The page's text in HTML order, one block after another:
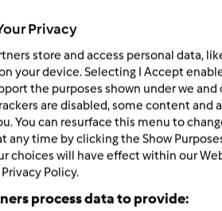
lub zarejestruj się
komentarze
Dołączył : 10.03.2013
Gabrysia to jest pokrojona
Privacy
store and access personal data,
your device. Selecting I Accept
the purposes shown under we and
are disabled, some content and
You can resurface this menu to
any time by clicking the Show
choices will have effect within our
Policy.
process data to provide: